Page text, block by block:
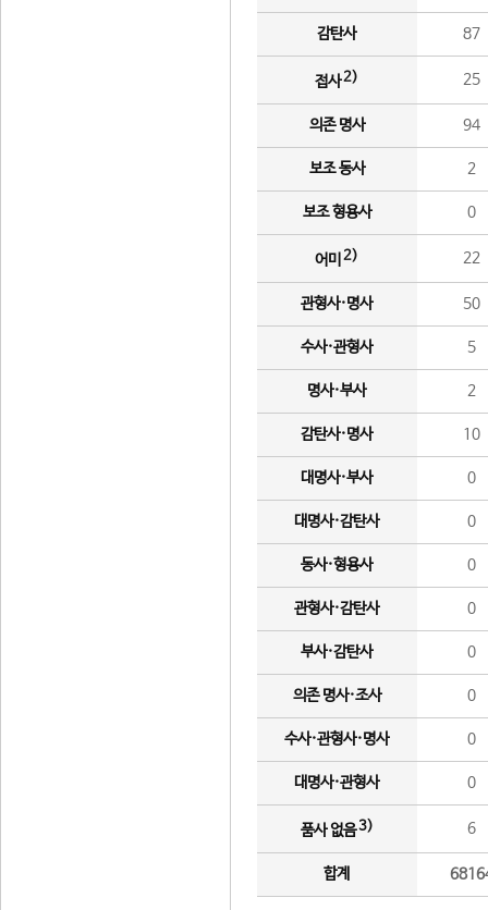
감탄사 87
접사2) 25
의존 명사 94
보조 동사 2
보조 형용사 0
어미 2) 22
관형사·명사 50
수사·관형사 5
명사·부사 2
감탄사·명사 10
대명사·부사 0
대명사·감탄사 0
동사·형용사 0
관형사·감탄사 0
부사·감탄사 0
의존 명사·조사 0
수사·관형사·명사 0
대명사·관형사 0
품사 없음3) 6
합계